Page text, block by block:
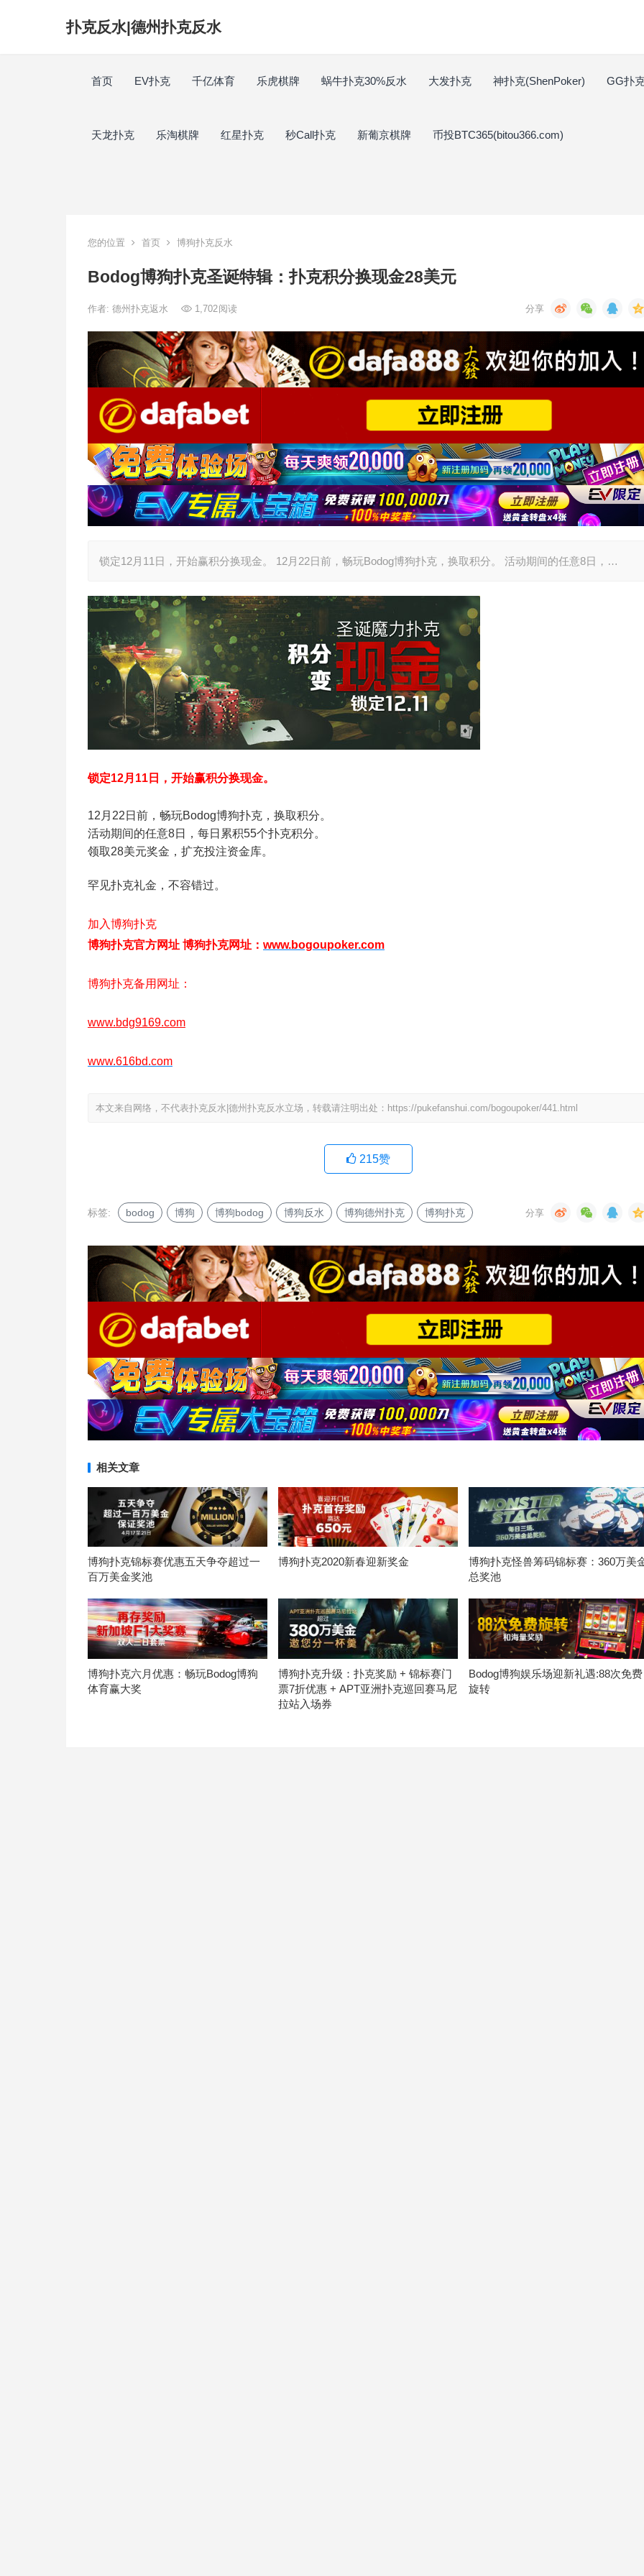
扑克反水|德州扑克反水
首页 EV扑克 千亿体育 乐虎棋牌 蜗牛扑克30%反水 大发扑克 神扑克(ShenPoker) GG扑
天龙扑克 乐淘棋牌 红星扑克 秒Call扑克 新葡京棋牌 币投BTC365(bitou366.com)
您的位置 首页 博狗扑克反水
Bodog博狗扑克圣诞特辑：扑克积分换现金28美元
作者: 德州扑克返水 1,702阅读
锁定12月11日，开始赢积分换现金。 12月22日前，畅玩Bodog博狗扑克，换取积分。 活动期间的任意8日，…
锁定12月11日，开始赢积分换现金。
12月22日前，畅玩Bodog博狗扑克，换取积分。
活动期间的任意8日，每日累积55个扑克积分。
领取28美元奖金，扩充投注资金库。
罕见扑克礼金，不容错过。
加入博狗扑克
博狗扑克官方网址 博狗扑克网址： www.bogoupoker.com
博狗扑克备用网址：
www.bdg9169.com
www.616bd.com
本文来自网络，不代表扑克反水|德州扑克反水立场，转载请注明出处：https://pukefanshui.com/bogoupoker/441.html
215赞
标签: bodog 博狗 博狗bodog 博狗反水 博狗德州扑克 博狗扑克
相关文章
博狗扑克锦标赛优惠五天争夺超过一
百万美金奖池
博狗扑克2020新春迎新奖金
博狗扑克怪兽筹码锦标赛：360万美
总奖池
博狗扑克六月优惠：畅玩Bodog博狗
体育赢大奖
博狗扑克升级：扑克奖励 + 锦标赛门
票7折优惠 + APT亚洲扑克巡回赛马尼
拉站入场券
Bodog博狗娱乐场迎新礼遇:88次免费
旋转